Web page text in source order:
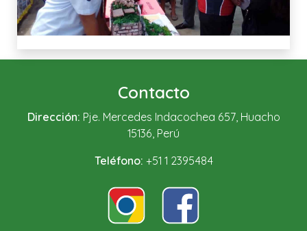
Contacto
Dirección: Pje. Mercedes Indacochea 657, Huacho
15136, Perú
Teléfono: +51 1 2395484